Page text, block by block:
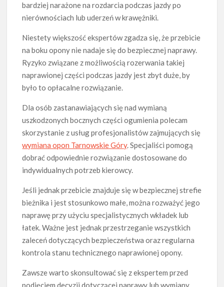
bardziej narażone na rozdarcia podczas jazdy po
nierównościach lub uderzeń w krawężniki.
Niestety większość ekspertów zgadza się, że przebicie
na boku opony nie nadaje się do bezpiecznej naprawy.
Ryzyko związane z możliwością rozerwania takiej
naprawionej części podczas jazdy jest zbyt duże, by
było to opłacalne rozwiązanie.
Dla osób zastanawiających się nad wymianą
uszkodzonych bocznych części ogumienia polecam
skorzystanie z usług profesjonalistów zajmujących się
wymiana opon Tarnowskie Góry. Specjaliści pomogą
dobrać odpowiednie rozwiązanie dostosowane do
indywidualnych potrzeb kierowcy.
Jeśli jednak przebicie znajduje się w bezpiecznej strefie
bieżnika i jest stosunkowo małe, można rozważyć jego
naprawę przy użyciu specjalistycznych wkładek lub
łatek. Ważne jest jednak przestrzeganie wszystkich
zaleceń dotyczących bezpieczeństwa oraz regularna
kontrola stanu technicznego naprawionej opony.
Zawsze warto skonsultować się z ekspertem przed
podjęciem decyzji dotyczącej naprawy lub wymiany